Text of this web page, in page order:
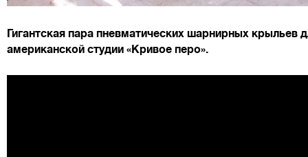
Гигантская пара пневматических шарнирных крыльев
американской студии «Кривое перо».